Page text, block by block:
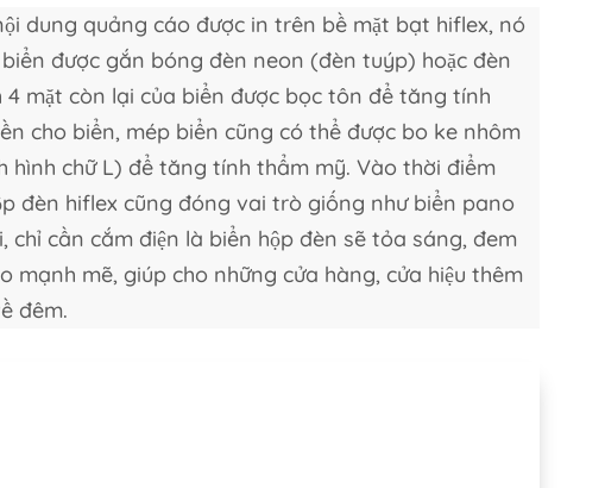
dung quảng cáo được in trên bề mặt bạt hiflex, nó
được gắn bóng đèn neon (đèn tuýp) hoặc đèn
4 mặt còn lại của biển được bọc tôn để tăng tính
cho biển, mép biển cũng có thể được bo ke nhôm
hình chữ L) để tăng tính thẩm mỹ. Vào thời điểm
đèn hiflex cũng đóng vai trò giống như biển pano
chỉ cần cắm điện là biển hộp đèn sẽ tỏa sáng, đem
mạnh mẽ, giúp cho những cửa hàng, cửa hiệu thêm
đêm.